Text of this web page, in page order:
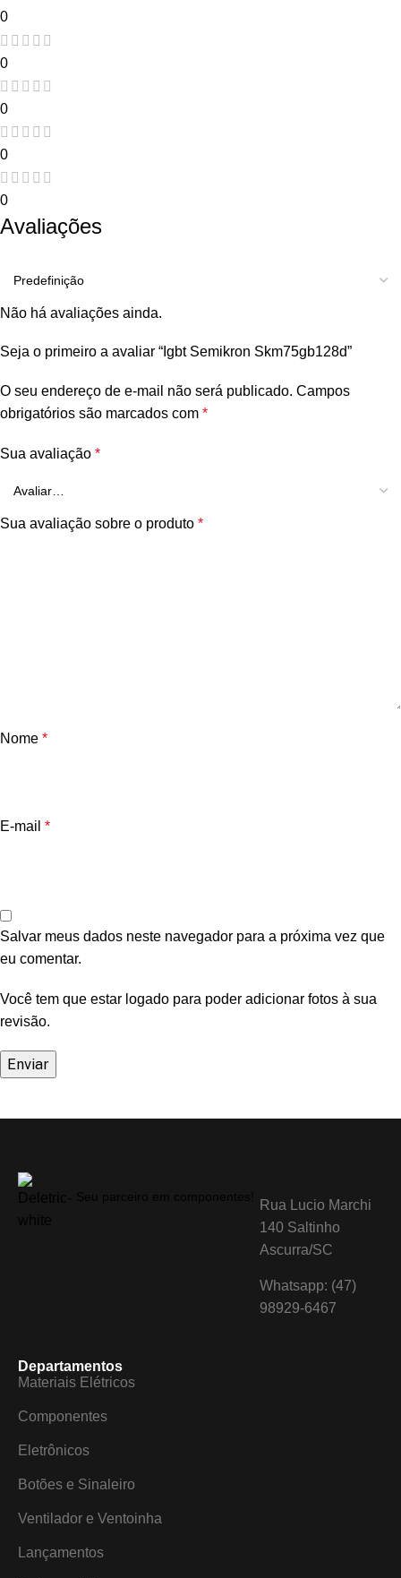
0
0
0
0
0
Avaliações
Não há avaliações ainda.
Seja o primeiro a avaliar “Igbt Semikron Skm75gb128d”
O seu endereço de e-mail não será publicado. Campos
obrigatórios são marcados com *
Sua avaliação *
Sua avaliação sobre o produto *
Nome *
E-mail *
Salvar meus dados neste navegador para a próxima vez que
eu comentar.
Você tem que estar logado para poder adicionar fotos à sua
revisão.
Rua Lucio Marchi
140 Saltinho
Ascurra/SC
Whatsapp: (47)
98929-6467
Departamentos
Materiais Elétricos
Componentes
Eletrônicos
Botões e Sinaleiro
Ventilador e Ventoinha
Lançamentos